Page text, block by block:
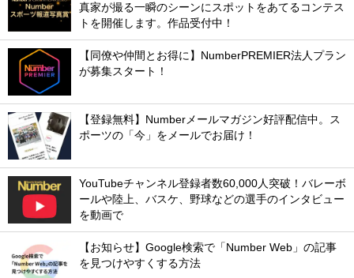
真家が撮る一瞬のシーンにスポットをあてるコンテス
トを開催します。作品受付中！
【同僚や仲間とお得に】NumberPREMIER法人プラン
が募集スタート！
【登録無料】Numberメールマガジン好評配信中。ス
ポーツの「今」をメールでお届け！
YouTubeチャンネル登録者数60,000人突破！バレーボ
ールや陸上、バスケ、野球などの選手のインタビュー
を動画で
【お知らせ】Google検索で「Number Web」の記事
を見つけやすくする方法